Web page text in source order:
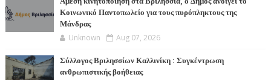
Κοινωνικό Παντοπωλείο για τους πυρόπληκτους της
Μάνδρας
Unknown Aug 07, 2026
Σύλλογος Βριλησσίων Καλλινίκη : Συγκέντρωση
ανθρωπιστικής βοήθειας